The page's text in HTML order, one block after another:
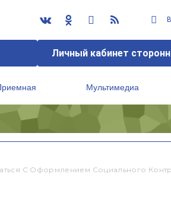
Личный кабинет
Мультимедиа
С Оформлением Социального